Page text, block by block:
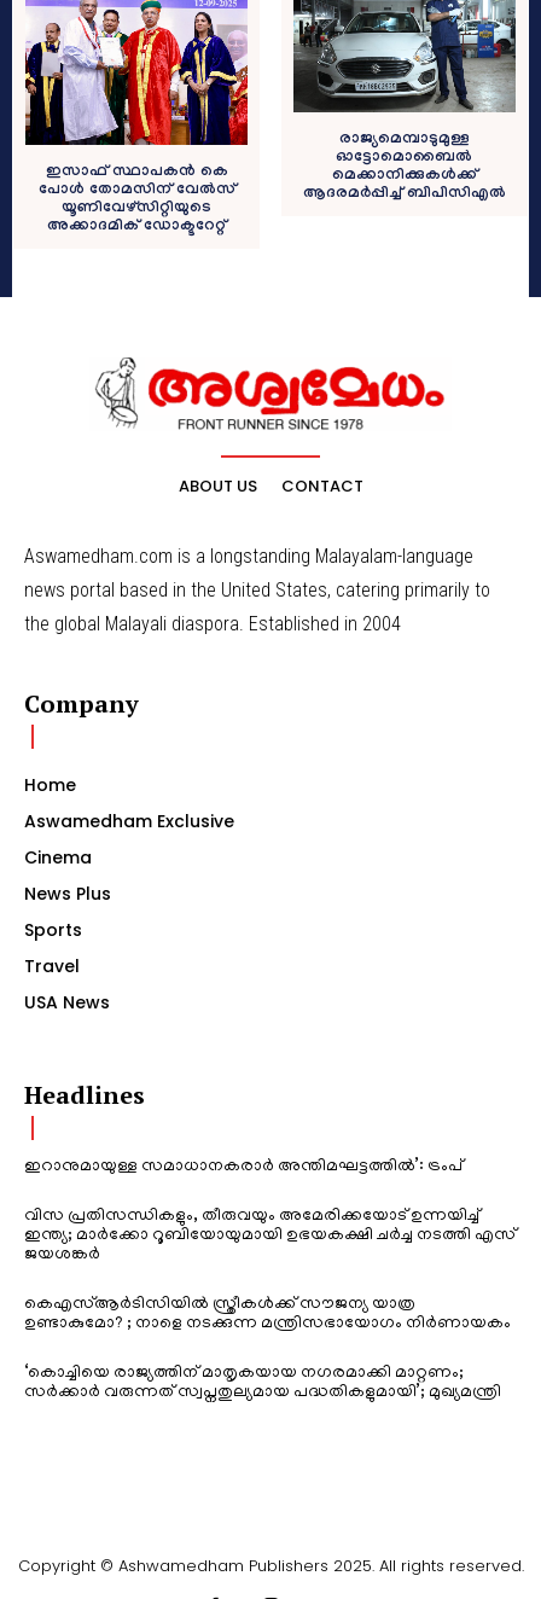
ഇസാഫ് സ്ഥാപകൻ കെ
പോൾ തോമസിന് വേൽസ്
യൂണിവേഴ്സിറ്റിയുടെ
അക്കാദമിക് ഡോക്ടറേറ്റ്
രാജ്യമെമ്പാടുമുള്ള
ഓട്ടോമൊബൈൽ
മെക്കാനിക്കുകൾക്ക്
ആദരമർപ്പിച്ച് ബിപിസിഎൽ
ABOUT US CONTACT
Aswamedham.com is a longstanding Malayalam-language
news portal based in the United States, catering primarily to
the global Malayali diaspora. Established in 2004
Company
Home
Aswamedham Exclusive
Cinema
News Plus
Sports
Travel
USA News
Headlines
ഇറാനുമായുള്ള സമാധാനകരാർ അന്തിമഘട്ടത്തിൽ‌’: ട്രംപ്
വിസ പ്രതിസന്ധികളും, തീരുവയും അമേരിക്കയോട് ഉന്നയിച്ച്
ഇന്ത്യ; മാർക്കോ റൂബിയോയുമായി ഉഭയകക്ഷി ചർച്ച നടത്തി എസ്
ജയശങ്കർ
കെഎസ്ആർടിസിയിൽ സ്ത്രീകൾക്ക് സൗജന്യ യാത്ര
ഉണ്ടാകുമോ? ; നാളെ നടക്കുന്ന മന്ത്രിസഭായോഗം നിർണായകം
‘കൊച്ചിയെ രാജ്യത്തിന് മാതൃകയായ നഗരമാക്കി മാറ്റണം;
സർക്കാർ വരുന്നത് സ്വപ്നതുല്യമായ പദ്ധതികളുമായി’; മുഖ്യമന്ത്രി
Copyright © Ashwamedham Publishers 2025. All rights reserved.